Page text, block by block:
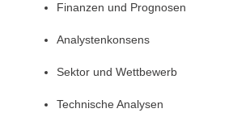
Finanzen und Prognosen
Analystenkonsens
Sektor und Wettbewerb
Technische Analysen